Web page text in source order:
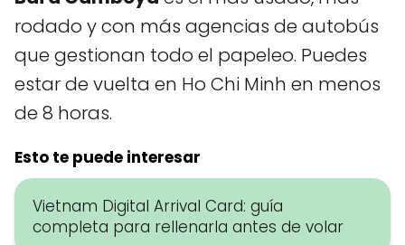
rodado y con más agencias de autobús
que gestionan todo el papeleo. Puedes
estar de vuelta en Ho Chi Minh en menos
de 8 horas.
Esto te puede interesar
Vietnam Digital Arrival Card: guía
completa para rellenarla antes de volar